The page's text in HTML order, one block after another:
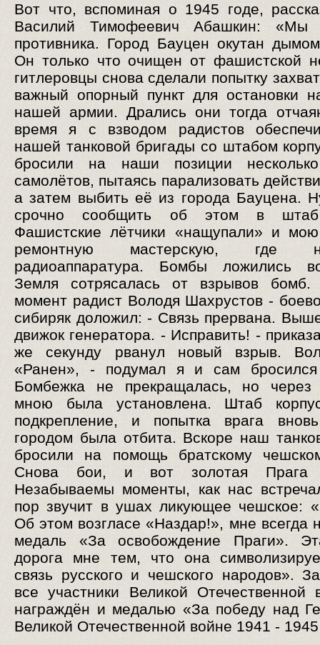
Вот что, вспоминая о 1945 годе,
Василий Тимофеевич Абашкин: «Мы
противника. Город Бауцен окутан
Он только что очищен от фашистской
гитлеровцы снова сделали попытку
важный опорный пункт для остановки
нашей армии. Дрались они тогда
время я с взводом радистов
нашей танковой бригады со штабом
бросили на наши позиции несколько
самолётов, пытаясь парализовать
а затем выбить её из города Бауцена.
срочно сообщить об этом в штаб
Фашистские лётчики «нащупали» и
ремонтную мастерскую, где
радиоаппаратура. Бомбы ложились
Земля сотрясалась от взрывов
момент радист Володя Шахрустов -
сибиряк доложил: - Связь прервана.
движок генератора. - Исправить! -
же секунду рванул новый взрыв.
«Ранен», - подумал я и сам бросился
Бомбежка не прекращалась, но через
мною была установлена. Штаб
подкрепление, и попытка врага
городом была отбита. Вскоре наш
бросили на помощь братскому
Снова бои, и вот золотая Прага
Незабываемы моменты, как нас
пор звучит в ушах ликующее чешское:
Об этом возгласе «Наздар!», мне всегда
медаль «За освобождение Праги».
дорога мне тем, что она
связь русского и чешского народов».
все участники Великой
награждён и медалью «За победу над
Великой Отечественной войне 1941 - 1945